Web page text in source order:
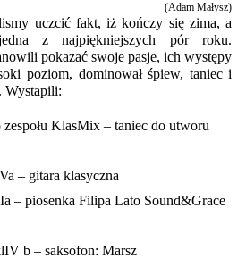
(Adam Małysz)
uczcić fakt, iż kończy się zima, a
z najpiękniejszych pór roku.
pokazać swoje pasje, ich występy
poziom, dominował śpiew, taniec i
Wystapili:
KlasMix – taniec do utworu
– gitara klasyczna
– piosenka Filipa Lato Sound&Grace
b – saksofon: Marsz